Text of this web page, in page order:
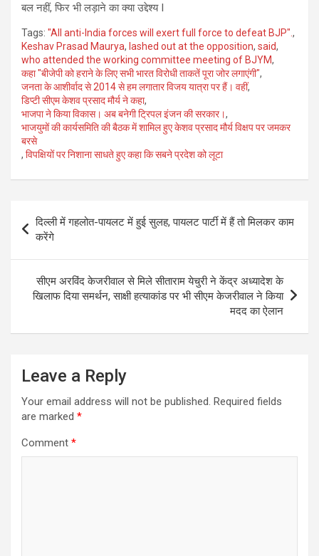
बल नहीं, फिर भी लड़ाने का क्या उद्देश्य I
Tags: "All anti-India forces will exert full force to defeat BJP". ,
Keshav Prasad Maurya, lashed out at the opposition, said,
who attended the working committee meeting of BJYM,
कहा "बीजेपी को हराने के लिए सभी भारत विरोधी ताकतें पूरा जोर लगाएंगी",
जनता के आशीर्वाद से 2014 से हम लगातार विजय यात्रा पर हैं। वहीं,
डिप्टी सीएम केशव प्रसाद मौर्य ने कहा,
भाजपा ने किया विकास। अब बनेगी ट्रिपल इंजन की सरकार।,
भाजयुमों की कार्यसमिति की बैठक में शामिल हुए केशव प्रसाद मौर्य विक्षप पर जमकर
बरसे
, विपक्षियों पर निशाना साधते हुए कहा कि सबने प्रदेश को लूटा
navigation
दिल्ली में गहलोत-पायलट में हुई सुलह, पायलट पार्टी में हैं तो मिलकर काम
करेंगे
सीएम अरविंद केजरीवाल से मिले सीताराम येचुरी ने केंद्र अध्यादेश के
खिलाफ दिया समर्थन, साक्षी हत्याकांड पर भी सीएम केजरीवाल ने किया
मदद का ऐलान
Leave a Reply
Your email address will not be published. Required fields
are marked *
Comment *